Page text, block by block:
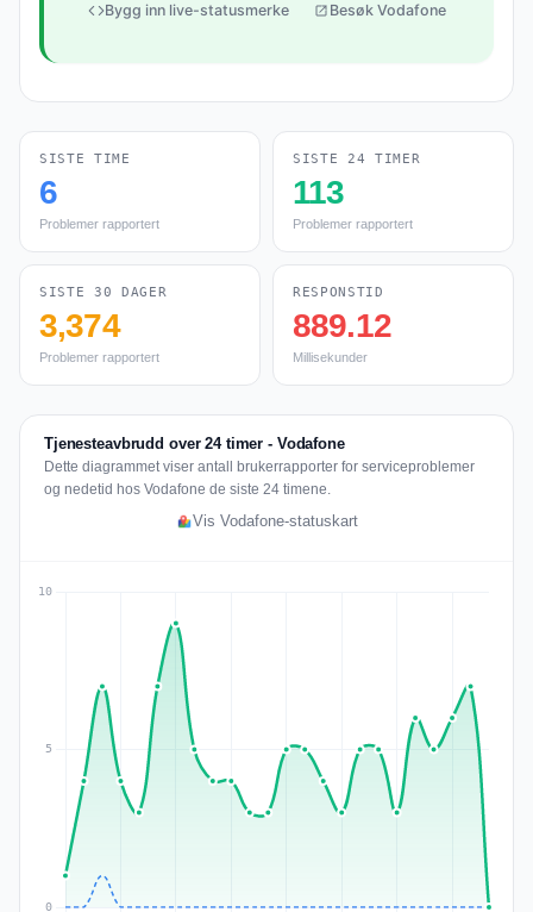
Bygg inn live-statusmerke Besøk Vodafone
SISTE TIME
6
Problemer rapportert
SISTE 24 TIMER
113
Problemer rapportert
SISTE 30 DAGER
3,374
Problemer rapportert
RESPONSTID
889.12
Millisekunder
Tjenesteavbrudd over 24 timer - Vodafone
Dette diagrammet viser antall brukerrapporter for serviceproblemer
og nedetid hos Vodafone de siste 24 timene.
Vis Vodafone-statuskart